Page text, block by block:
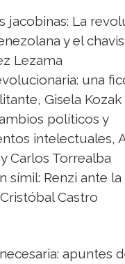
jacobinas: La
y el
Lezama
una
Gisela Kozak
políticos y
intelectuales,
Carlos Torrealba
símil: Renzi ante
Castro
apuntes